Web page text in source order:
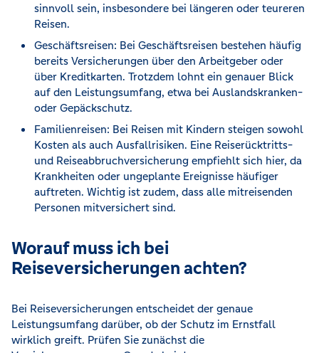
sinnvoll sein, insbesondere bei längeren oder teureren
Reisen.
Geschäftsreisen: Bei Geschäftsreisen bestehen häufig
bereits Versicherungen über den Arbeitgeber oder
über Kreditkarten. Trotzdem lohnt ein genauer Blick
auf den Leistungsumfang, etwa bei Auslandskranken-
oder Gepäckschutz.
Familienreisen: Bei Reisen mit Kindern steigen sowohl
Kosten als auch Ausfallrisiken. Eine Reiserücktritts-
und Reiseabbruchversicherung empfiehlt sich hier, da
Krankheiten oder ungeplante Ereignisse häufiger
auftreten. Wichtig ist zudem, dass alle mitreisenden
Personen mitversichert sind.
Worauf muss ich bei
Reiseversicherungen achten?
Bei Reiseversicherungen entscheidet der genaue
Leistungsumfang darüber, ob der Schutz im Ernstfall
wirklich greift. Prüfen Sie zunächst die